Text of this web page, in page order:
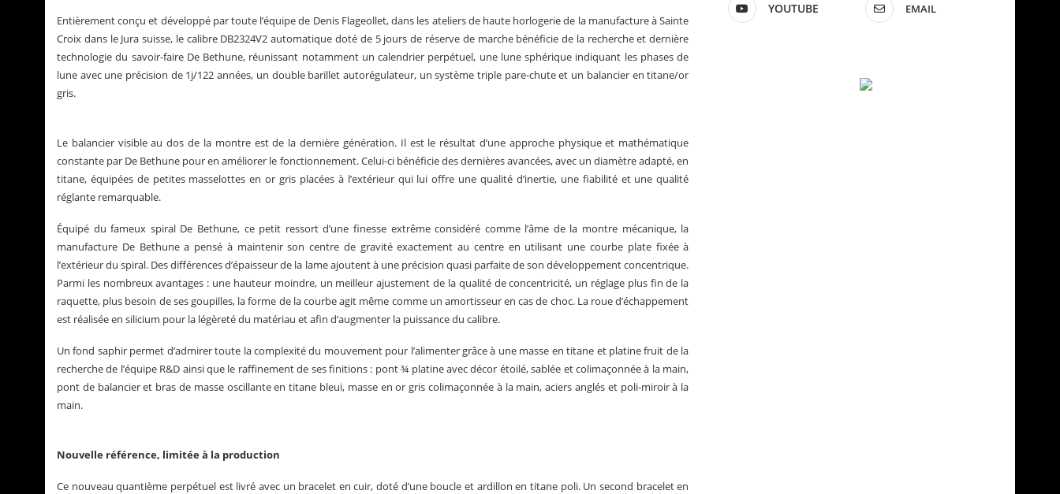
Entièrement conçu et développé par toute l’équipe de Denis Flageollet, dans les ateliers de haute horlogerie de la manufacture à Sainte
Croix dans le Jura suisse, le calibre DB2324V2 automatique doté de 5 jours de réserve de marche bénéficie de la recherche et dernière
technologie du savoir-faire De Bethune, réunissant notamment un calendrier perpétuel, une lune sphérique indiquant les phases de
lune avec une précision de 1j/122 années, un double barillet autorégulateur, un système triple pare-chute et un balancier en titane/or
gris.
Le balancier visible au dos de la montre est de la dernière génération. Il est le résultat d’une approche physique et mathématique
constante par De Bethune pour en améliorer le fonctionnement. Celui-ci bénéficie des dernières avancées, avec un diamètre adapté, en
titane, équipées de petites masselottes en or gris placées à l’extérieur qui lui offre une qualité d’inertie, une fiabilité et une qualité
réglante remarquable.
Équipé du fameux spiral De Bethune, ce petit ressort d’une finesse extrême considéré comme l’âme de la montre mécanique, la
manufacture De Bethune a pensé à maintenir son centre de gravité exactement au centre en utilisant une courbe plate fixée à
l’extérieur du spiral. Des différences d’épaisseur de la lame ajoutent à une précision quasi parfaite de son développement concentrique.
Parmi les nombreux avantages : une hauteur moindre, un meilleur ajustement de la qualité de concentricité, un réglage plus fin de la
raquette, plus besoin de ses goupilles, la forme de la courbe agit même comme un amortisseur en cas de choc. La roue d’échappement
est réalisée en silicium pour la légèreté du matériau et afin d’augmenter la puissance du calibre.
Un fond saphir permet d’admirer toute la complexité du mouvement pour l’alimenter grâce à une masse en titane et platine fruit de la
recherche de l’équipe R&D ainsi que le raffinement de ses finitions : pont ¾ platine avec décor étoilé, sablée et colimaçonnée à la main,
pont de balancier et bras de masse oscillante en titane bleui, masse en or gris colimaçonnée à la main, aciers anglés et poli-miroir à la
main.
Nouvelle référence, limitée à la production
Ce nouveau quantième perpétuel est livré avec un bracelet en cuir, doté d’une boucle et ardillon en titane poli. Un second bracelet en
YOUTUBE EMAIL